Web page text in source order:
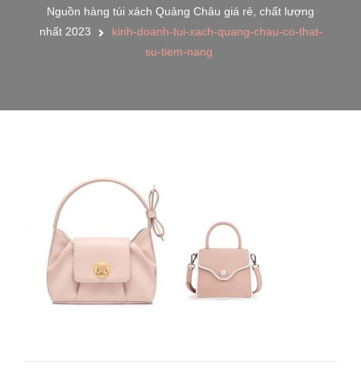
Nguồn hàng túi xách Quảng Châu giá rẻ, chất lượng
nhất 2023
kinh-doanh-tui-xach-quang-chau-co-that-
su-tiem-nang